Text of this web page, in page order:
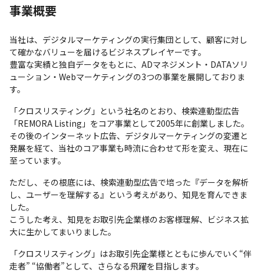
事業概要
当社は、デジタルマーケティングの実行集団として、顧客に対し
て確かなバリューを届けるビジネスプレイヤーです。
豊富な実績と独自データをもとに、ADマネジメント・DATAソリ
ューション・Webマーケティングの3つの事業を展開しておりま
す。
「クロスリスティング」という社名のとおり、検索連動型広告
「REMORA Listing」をコア事業として2005年に創業しました。
その後のインターネット広告、デジタルマーケティングの変遷と
発展を経て、当社のコア事業も時流に合わせて形を変え、現在に
至っています。
ただし、その根底には、検索連動型広告で培った『データを解析
し、ユーザーを理解する』という考えがあり、知見を育んできま
した。
こうした考え、知見をお取引先企業様のお客様理解、ビジネス拡
大に生かしてまいりました。
「クロスリスティング」はお取引先企業様とともに歩んでいく“伴
走者” “協働者”として、さらなる飛躍を目指します。